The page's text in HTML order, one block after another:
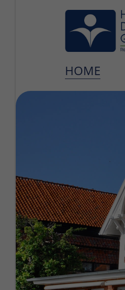
Login
Benutzername
Register|Lost
HOME